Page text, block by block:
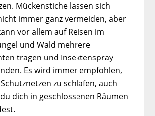
Mückenstiche lassen sich
immer ganz vermeiden, aber
vor allem auf Reisen im
und Wald mehrere
tragen und Insektenspray
Es wird immer empfohlen,
zu schlafen, auch
dich in geschlossenen Räumen